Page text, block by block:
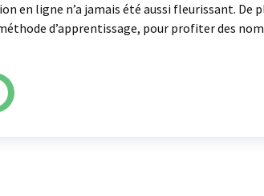
en ligne n’a jamais été aussi fleurissant. De
d’apprentissage, pour profiter des